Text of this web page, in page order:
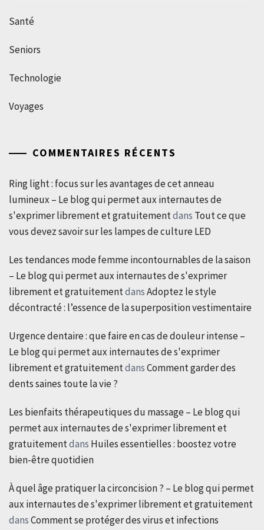
Santé
Seniors
Technologie
Voyages
COMMENTAIRES RÉCENTS
Ring light : focus sur les avantages de cet anneau
lumineux – Le blog qui permet aux internautes de
s'exprimer librement et gratuitementdans Tout ce que
vous devez savoir sur les lampes de culture LED
Les tendances mode femme incontournables de la saison
– Le blog qui permet aux internautes de s'exprimer
librement et gratuitementdansAdoptez le style
décontracté : l’essence de la superposition vestimentaire
Urgence dentaire : que faire en cas de douleur intense –
Le blog qui permet aux internautes de s'exprimer
librement et gratuitementdansComment garder des
dents saines toute la vie ?
Les bienfaits thérapeutiques du massage – Le blog qui
permet aux internautes de s'exprimer librement et
gratuitementdans Huiles essentielles : boostez votre
bien-être quotidien
À quel âge pratiquer la circoncision ? – Le blog qui permet
aux internautes de s'exprimer librement et gratuitement
dansComment se protéger des virus et infections